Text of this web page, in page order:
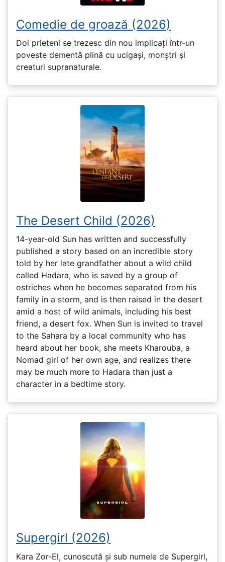
Comedie de groază (2026)
Doi prieteni se trezesc din nou implicați într-un
poveste dementă plină cu ucigași, monștri și
creaturi supranaturale.
The Desert Child (2026)
14-year-old Sun has written and successfully
published a story based on an incredible story
told by her late grandfather about a wild child
called Hadara, who is saved by a group of
ostriches when he becomes separated from his
family in a storm, and is then raised in the desert
amid a host of wild animals, including his best
friend, a desert fox. When Sun is invited to travel
to the Sahara by a local community who has
heard about her book, she meets Kharouba, a
Nomad girl of her own age, and realizes there
may be much more to Hadara than just a
character in a bedtime story.
Supergirl (2026)
Kara Zor-El, cunoscută și sub numele de Supergirl,